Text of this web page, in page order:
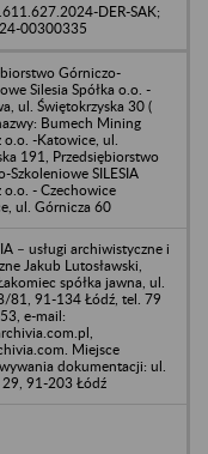
DER-SAK;
00300335
Górniczo-
Silesia Spółka o.o. -
ul. Świętokrzyska 30 (
Bumech Mining
o.o. -Katowice, ul.
191, Przedsiębiorstwo
Szkoleniowe SILESIA
o.o. - Czechowice
ul. Górnicza 60
– usługi archiwistyczne i
Jakub Lutosławski,
spółka jawna, ul.
81, 91-134 Łódź, tel. 79
e-mail:
Miejsce
dokumentacji: ul.
91-203 Łódź